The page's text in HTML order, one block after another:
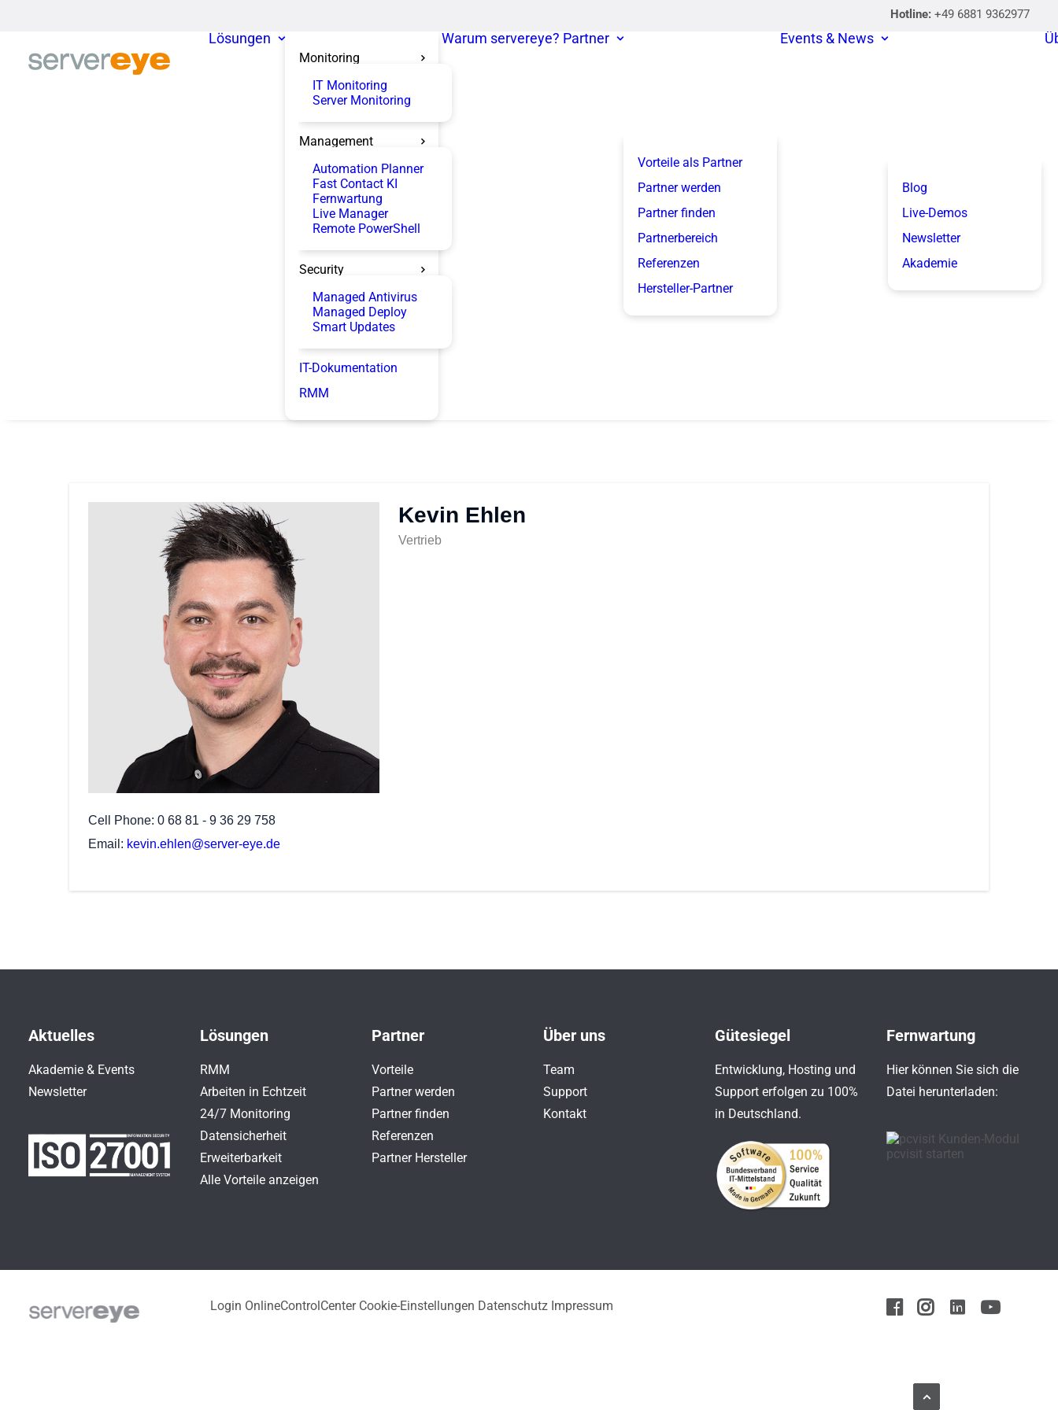
Hotline: +49 6881 9362977
Lösungen
Monitoring
IT Monitoring
Server Monitoring
Management
Automation Planner
Fast Contact KI
Fernwartung
Live Manager
Remote PowerShell
Security
Managed Antivirus
Managed Deploy
Smart Updates
IT-Dokumentation
RMM
Warum servereye? Partner
Vorteile als Partner
Partner werden
Partner finden
Partnerbereich
Referenzen
Hersteller-Partner
Events & News
Blog
Live-Demos
Newsletter
Akademie
Cell Phone 0 68 81 - 9 36 29 758
Email
kevin.ehlen@server-eye.de
Kevin Ehlen
Vertrieb
Aktuelles
Akademie & Events
Newsletter
Lösungen
RMM
Arbeiten in Echtzeit
24/7 Monitoring
Datensicherheit
Erweiterbarkeit
Alle Vorteile anzeigen
Partner
Vorteile
Partner werden
Partner finden
Referenzen
Partner Hersteller
Über uns
Team
Support
Kontakt
Gütesiegel
Entwicklung, Hosting und
Support erfolgen zu 100%
in Deutschland.
Fernwartung
Hier können Sie sich die
Datei herunterladen:
Login OnlineControlCenter Cookie-Einstellungen Datenschutz Impressum